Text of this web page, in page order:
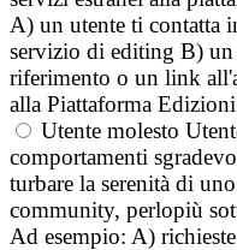
A) un utente ti contatta
servizio di editing B)
riferimento o un link
alla Piattaforma
Utente molesto
comportamenti
turbare la serenità di
community, perlopiù
Ad esempio: A)